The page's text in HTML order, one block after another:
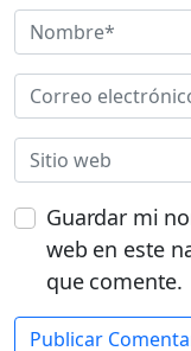
Guardar mi
web en este
que comente.